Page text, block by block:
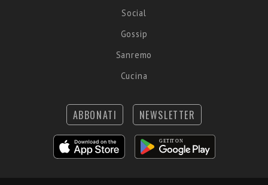
Social
Gossip
Sanremo
Cucina
ABBONATI NEWSLETTER